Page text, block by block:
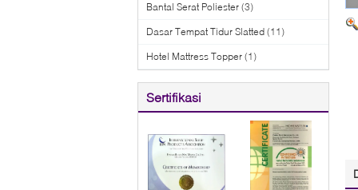
Bantal Serat Poliester (3)
Dasar Tempat Tidur Slatted (11)
Hotel Mattress Topper (1)
Sertifikasi